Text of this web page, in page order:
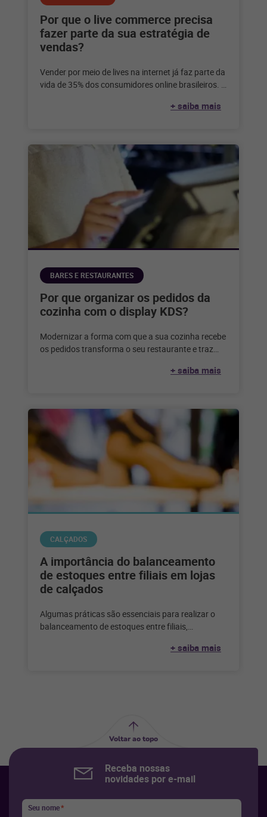
Por que o live commerce precisa
fazer parte da sua estratégia de
vendas?
Vender por meio de lives na internet já faz parte da
vida de 35% dos consumidores online brasileiros. E
+ saiba mais
BARES E RESTAURANTES
Por que organizar os pedidos da
cozinha com o display KDS?
Modernizar a forma com que a sua cozinha recebe
os pedidos transforma o seu restaurante e traz
+ saiba mais
CALÇADOS
A importância do balanceamento
de estoques entre filiais em lojas
de calçados
Algumas práticas são essenciais para realizar o
balanceamento de estoques entre filiais,
+ saiba mais
Voltar ao topo
Receba nossas
novidades por e-mail
Seu nome*